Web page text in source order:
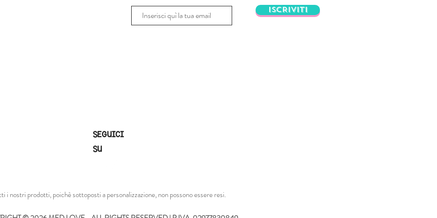
ISCRIVITI
SEGUICI
SU
i nostri prodotti, poichè sottoposti a personalizzazione, non possono essere resi.